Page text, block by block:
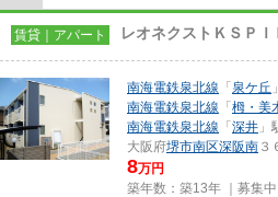
賃貸｜アパート レオネクストＫＳＰ
南海電鉄泉北線 「 泉ケ丘
南海電鉄泉北線 「 栂・美
南海電鉄泉北線 「 深井 」
大阪府堺市南区深阪南 ３
8万円
築年数：築13年 ｜募集中